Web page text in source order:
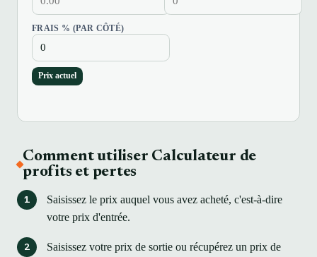
FRAIS % (PAR CÔTÉ)
Prix actuel
Comment utiliser Calculateur de
profits et pertes
Saisissez le prix auquel vous avez acheté, c'est-à-dire
votre prix d'entrée.
Saisissez votre prix de sortie ou récupérez un prix de